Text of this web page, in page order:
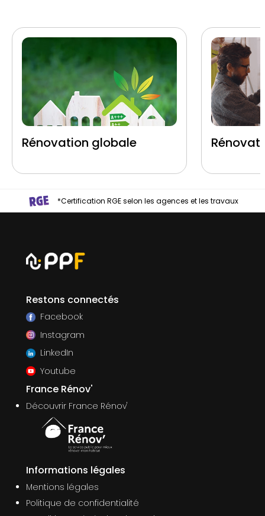
Rénovation globale
*Certification RGE selon les agences et les travaux
Restons connectés
Facebook
Instagram
LinkedIn
Youtube
France Rénov'
Découvrir France Rénov'
Informations légales
Mentions légales
Politique de confidentialité